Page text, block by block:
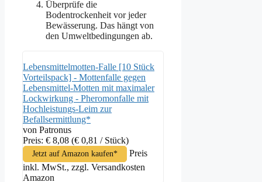
Überprüfe die
Bodentrockenheit vor jeder
Bewässerung. Das hängt von
den Umweltbedingungen ab.
Lebensmittelmotten-Falle [10 Stück
Vorteilspack] - Mottenfalle gegen
Lebensmittel-Motten mit maximaler
Lockwirkung - Pheromonfalle mit
Hochleistungs-Leim zur
Befallsermittlung*
von Patronus
Preis: € 8,08 (€ 0,81 / Stück)
Jetzt auf Amazon kaufen*
Preis
inkl. MwSt., zzgl. Versandkosten
Amazon